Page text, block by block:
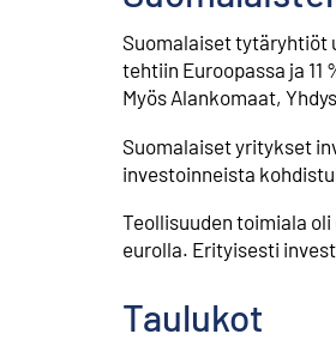
Suomalaiset tytäryhtiöt
tehtiin Euroopassa ja
Myös Alankomaat,
Suomalaiset yritykset
investoinneista
Teollisuuden toimiala
eurolla. Erityisesti
Taulukot